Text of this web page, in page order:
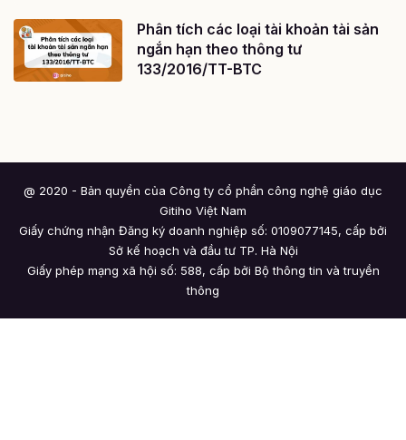
Phân tích các loại tài khoản tài sản
ngắn hạn theo thông tư
133/2016/TT-BTC
@ 2020 - Bản quyền của Công ty cổ phần công nghệ giáo dục
Gitiho Việt Nam
Giấy chứng nhận Đăng ký doanh nghiệp số: 0109077145, cấp bởi
Sở kế hoạch và đầu tư TP. Hà Nội
Giấy phép mạng xã hội số: 588, cấp bởi Bộ thông tin và truyền
thông